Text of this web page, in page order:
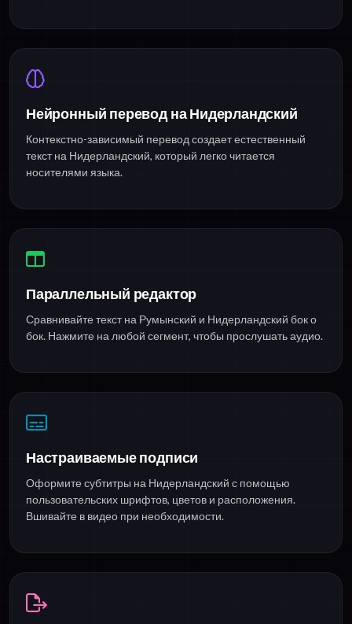
Нейронный перевод на Нидерландский
Контекстно-зависимый перевод создает естественный
текст на Нидерландский, который легко читается
носителями языка.
Параллельный редактор
Сравнивайте текст на Румынский и Нидерландский бок о
бок. Нажмите на любой сегмент, чтобы прослушать аудио.
Настраиваемые подписи
Оформите субтитры на Нидерландский с помощью
пользовательских шрифтов, цветов и расположения.
Вшивайте в видео при необходимости.